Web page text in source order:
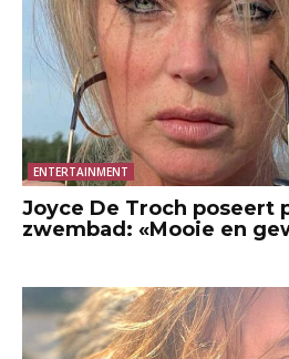
ENTERTAINMENT
Joyce De Troch poseert
zwembad: «Mooie en